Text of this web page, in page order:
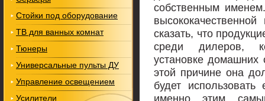
собственным
сказать, что
среди дилеров,
установке домашних
этой причине она
будет
именно этим
Стойки под оборудование
ТВ для ванных комнат
Тюнеры
Универсальные пульты ДУ
Управление освещением
Усилители